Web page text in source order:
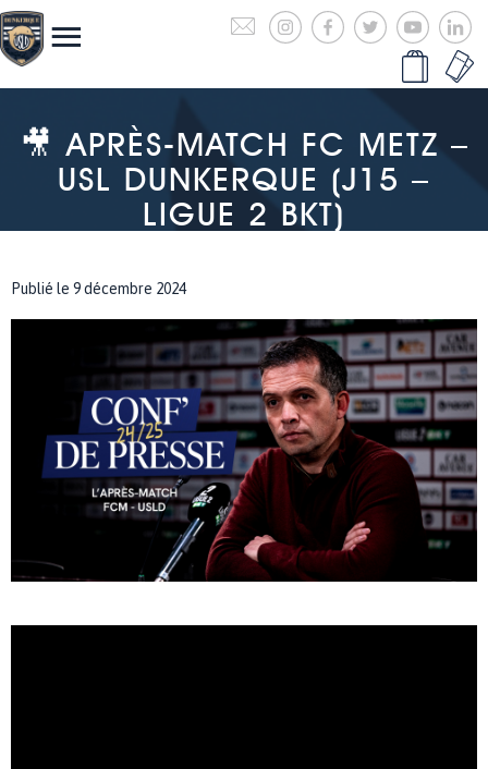
🎥 APRÈS-MATCH FC METZ –
USL DUNKERQUE (J15 –
LIGUE 2 BKT)
Publié le 9 décembre 2024